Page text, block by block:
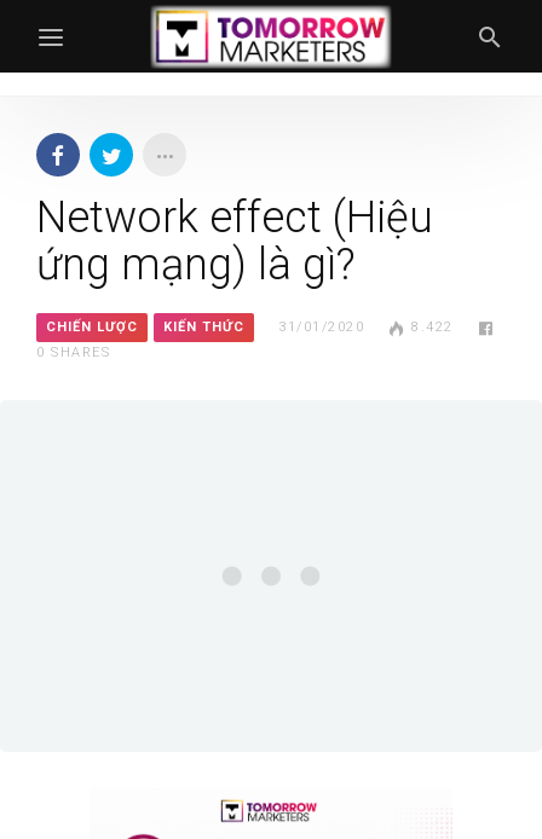
Network effect (Hiệu
ứng mạng) là gì?
CHIẾN LƯỢC KIẾN THỨC 31/01/2020
8.422
0 SHARES